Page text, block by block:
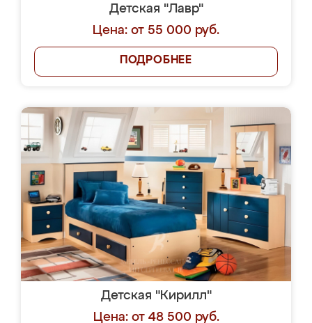
Детская "Лавр"
Цена: от 55 000 руб.
ПОДРОБНЕЕ
Детская "Кирилл"
Цена: от 48 500 руб.